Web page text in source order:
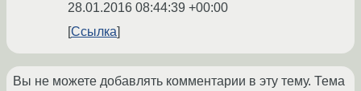
28.01.2016 08:44:39 +00:00
Ссылка
Вы не можете добавлять комментарии в эту тему. Тема